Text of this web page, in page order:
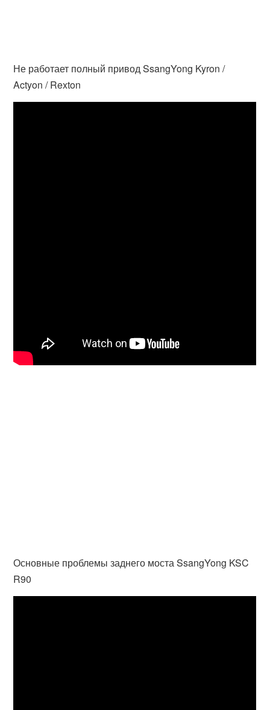
Не работает полный привод SsangYong Kyron /
Actyon / Rexton
Основные проблемы заднего моста SsangYong KSC
R90